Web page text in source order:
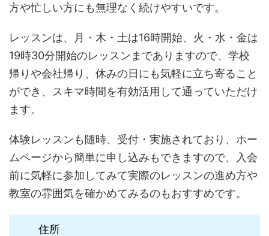
方や忙しい方にも無理なく続けやすいです。
レッスンは、月・木・土は16時開始、火・水・金は
19時30分開始のレッスンまでありますので、学校
帰りや会社帰り、休みの日にも気軽に立ち寄ること
ができ、スキマ時間を有効活用して通っていただけ
ます。
体験レッスンも随時、受付・実施されており、ホー
ムページから簡単に申し込みもできますので、入会
前に気軽に参加してみて実際のレッスンの進め方や
教室の雰囲気を確かめてみるのもおすすめです。
住所